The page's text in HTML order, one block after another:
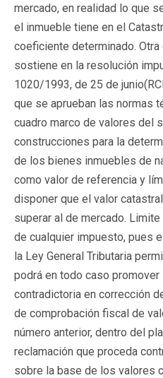
mercado, en realidad lo que
el inmueble tiene en el
coeficiente determinado.
sostiene en la resolución
1020/1993, de 25 de junio(
que se aprueban las normas
cuadro marco de valores del
construcciones para la
de los bienes inmuebles de
como valor de referencia y
disponer que el valor
superar al de mercado.
de cualquier impuesto, pues
la Ley General Tributaria
podrá en todo caso
contradictoria en corrección
de comprobación fiscal de
número anterior, dentro del
reclamación que proceda
sobre la base de los valores